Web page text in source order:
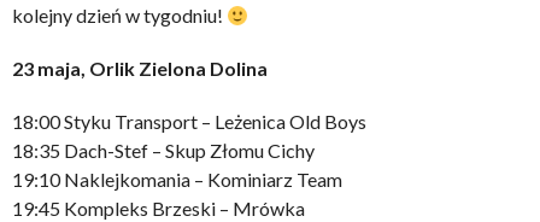
kolejny dzień w tygodniu!
23 maja, Orlik Zielona Dolina
18:00 Styku Transport – Leżenica Old Boys
18:35 Dach-Stef – Skup Złomu Cichy
19:10 Naklejkomania – Kominiarz Team
19:45 Kompleks Brzeski – Mrówka